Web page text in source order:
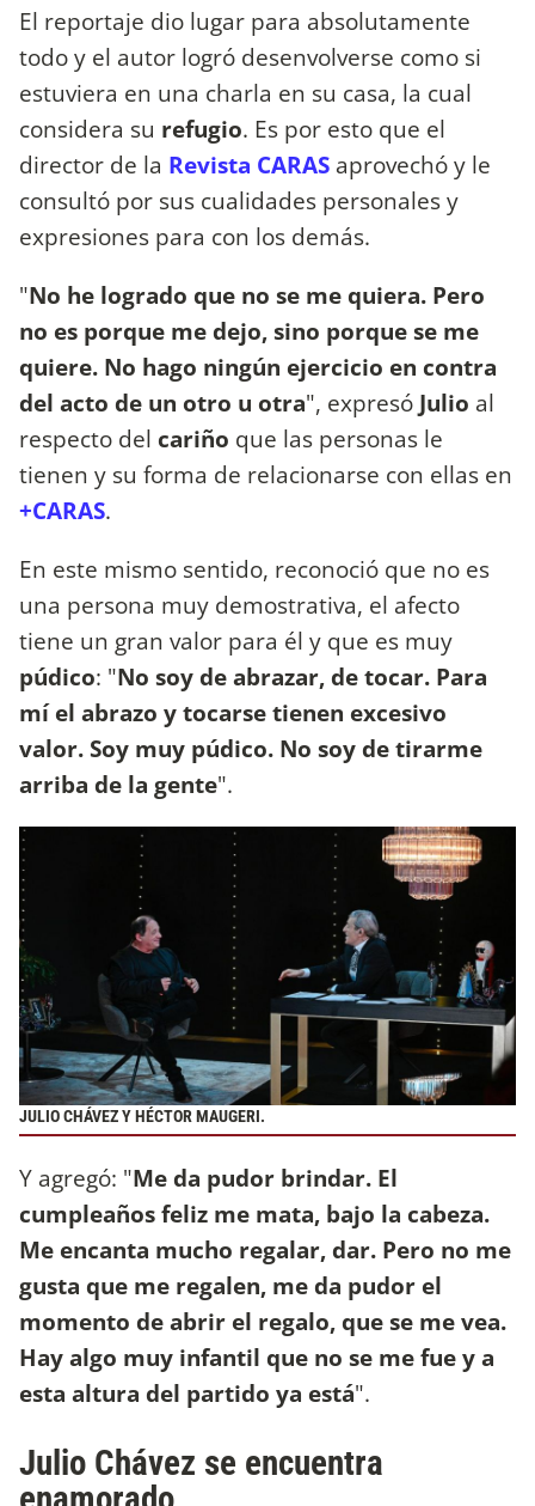
El reportaje dio lugar para absolutamente
todo y el autor logró desenvolverse como si
estuviera en una charla en su casa, la cual
considera su refugio. Es por esto que el
director de la Revista CARAS aprovechó y le
consultó por sus cualidades personales y
expresiones para con los demás.
"No he logrado que no se me quiera. Pero
no es porque me dejo, sino porque se me
quiere. No hago ningún ejercicio en contra
del acto de un otro u otra", expresó Julio al
respecto del cariño que las personas le
tienen y su forma de relacionarse con ellas en
+CARAS.
En este mismo sentido, reconoció que no es
una persona muy demostrativa, el afecto
tiene un gran valor para él y que es muy
púdico: "No soy de abrazar, de tocar. Para
mí el abrazo y tocarse tienen excesivo
valor. Soy muy púdico. No soy de tirarme
arriba de la gente".
JULIO CHÁVEZ Y HÉCTOR MAUGERI.
Y agregó: "Me da pudor brindar. El
cumpleaños feliz me mata, bajo la cabeza.
Me encanta mucho regalar, dar. Pero no me
gusta que me regalen, me da pudor el
momento de abrir el regalo, que se me vea.
Hay algo muy infantil que no se me fue y a
esta altura del partido ya está".
Julio Chávez se encuentra